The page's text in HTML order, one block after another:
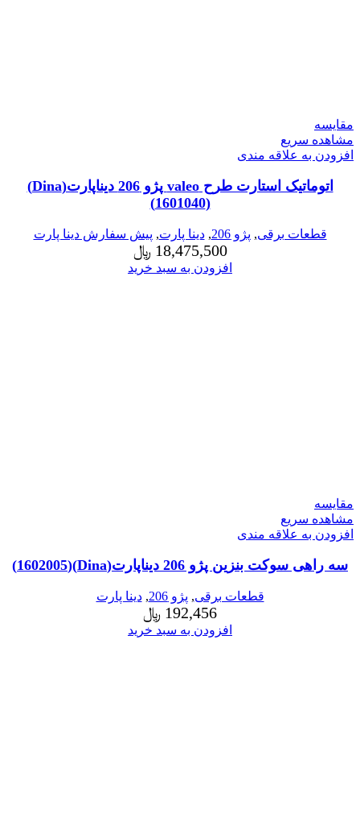
مقایسه
مشاهده سریع
افزودن به علاقه مندی
اتوماتیک استارت طرح valeo پژو 206 دیناپارت(Dina)
(1601040)
قطعات برقی, پژو 206 ,دینا پارت, پیش سفارش دینا پارت
18,475,500 ﷼
افزودن به سبد خرید
مقایسه
مشاهده سریع
افزودن به علاقه مندی
سه راهی سوکت بنزین پژو 206 دیناپارت(Dina)(1602005)
قطعات برقی, پژو 206 ,دینا پارت
192,456 ﷼
افزودن به سبد خرید